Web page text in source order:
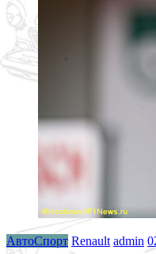
АвтоСпорт Renault admin